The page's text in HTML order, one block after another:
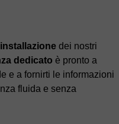
installazione dei nostri
dedicato è pronto a
e a fornirti le informazioni
fluida e senza